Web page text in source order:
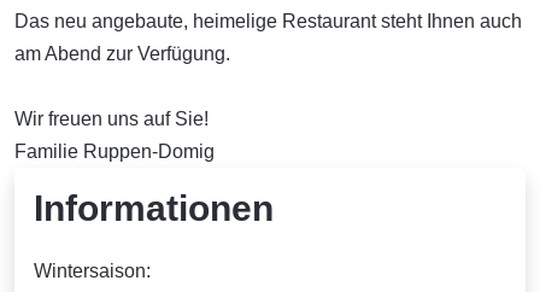
Das neu angebaute, heimelige Restaurant steht Ihnen auch
am Abend zur Verfügung.
Wir freuen uns auf Sie!
Familie Ruppen-Domig
Informationen
Wintersaison: